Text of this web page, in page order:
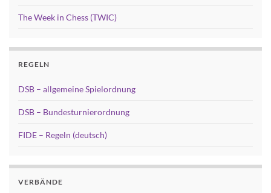
The Week in Chess (TWIC)
REGELN
DSB – allgemeine Spielordnung
DSB – Bundesturnierordnung
FIDE – Regeln (deutsch)
VERBÄNDE